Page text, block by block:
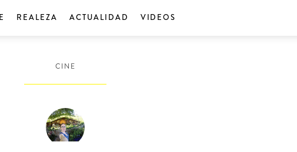
REALEZA ACTUALIDAD VIDEOS
CINE